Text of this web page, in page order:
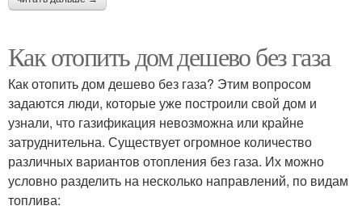
Как отопить дом дешево без газа
Как отопить дом дешево без газа? Этим вопросом
задаются люди, которые уже построили свой дом и
узнали, что газификация невозможна или крайне
затруднительна. Существует огромное количество
различных вариантов отопления без газа. Их можно
условно разделить на несколько направлений, по видам
топлива: